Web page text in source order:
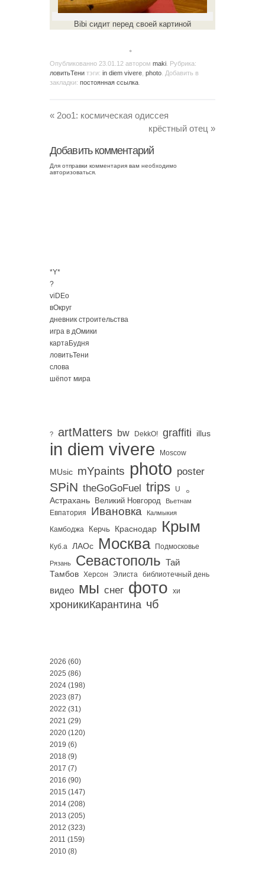
Bibi сидит перед своей картиной
。
Опубликованно 23.01.12 автором maki . Рубрика:
ловитьТени тэги: in diem vivere photo . Добавить в
закладки: постоянная ссылка
« 2оо1: космическая одиссея
крёстный отец »
Добавить комментарий
Для отправки комментария вам необходимо
авторизоваться
*Y*
?
viDEo
вОкруг
дневник строительства
игра в дОмики
картаБудня
ловитьТени
слова
шёпот мира
? artMatters bw DekkO! graffiti illus
in diem vivere Moscow
MUsic mYpaints photo poster
SPiN theGoGoFuel trips U 。
Астрахань Великий Новгород Вьетнам
Евпатория Ивановка Калмыкия
Камбоджа Керчь Краснодар Крым
Куб.а ЛАОс Москва Подмосковье
Рязань Севастополь Тай
Тамбов Херсон Элиста библиотечный день
видео мы снег фото хи
хроникиКарантина чб
2026 (60)
2025 (86)
2024 (198)
2023 (87)
2022 (31)
2021 (29)
2020 (120)
2019 (6)
2018 (9)
2017 (7)
2016 (90)
2015 (147)
2014 (208)
2013 (205)
2012 (323)
2011 (159)
2010 (8)